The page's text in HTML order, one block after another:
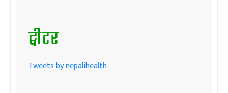
ट्वीटर
Tweets by nepalihealth